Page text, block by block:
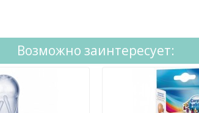
Возможно заинтересует: